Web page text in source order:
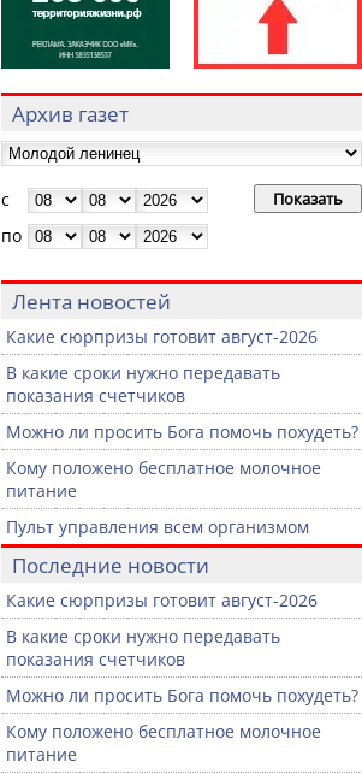
Архив газет
с
по
Лента новостей
Какие сюрпризы готовит август-2026
В какие сроки нужно передавать
показания счетчиков
Можно ли просить Бога помочь похудеть?
Кому положено бесплатное молочное
питание
Пульт управления всем организмом
Последние новости
Какие сюрпризы готовит август-2026
В какие сроки нужно передавать
показания счетчиков
Можно ли просить Бога помочь похудеть?
Кому положено бесплатное молочное
питание